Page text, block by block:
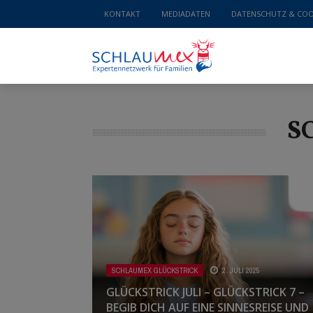
KONTAKT MEDIADATEN DATENSCHUTZ &
SCHLAUMEX GLÜCKSTRICK 2. JULI 2025
GLÜCKSTRICK JULI – GLÜCKSTRICK 7 –
BEGIB DICH AUF EINE SINNESREISE UND